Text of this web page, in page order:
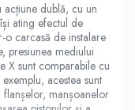
acțiune dublă, cu un
ating efectul de
o carcasă de instalare
presiunea mediului
X sunt comparabile cu
acestea sunt
flanșelor, manșoanelor